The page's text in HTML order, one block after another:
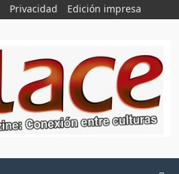
Privacidad Edición impresa